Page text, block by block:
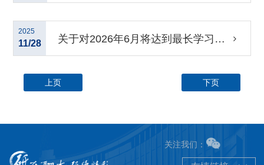
通知
2025
11/28 关于对2026年6月将达到最长学习年
限的研究生进行学籍预警的通知
上页 下页
关注我们：